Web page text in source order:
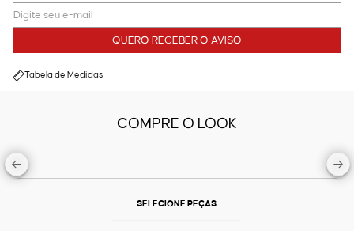
QUERO RECEBER O AVISO
Tabela de Medidas
COMPRE O LOOK
SELECIONE PEÇAS